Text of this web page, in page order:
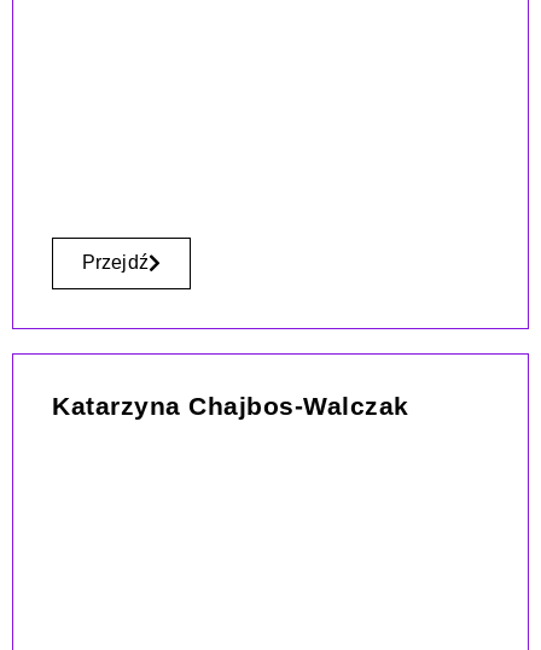
Przejdź
Katarzyna Chajbos-Walczak